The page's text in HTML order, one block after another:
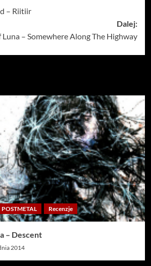
– Riitiir
Dalej:
Luna – Somewhere Along The Highway
POSTMETAL Recenzje
– Descent
2014